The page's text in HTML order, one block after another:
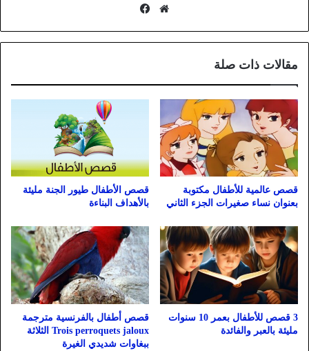
موقع
مقالات ذات صلة
قصص عالمية للأطفال مكتوبة
بعنوان نساء صغيرات الجزء الثاني
قصص الأطفال طيور الجنة مليئة
بالأهداف البناءة
3 قصص للأطفال بعمر 10 سنوات
مليئة بالعبر والفائدة
قصص أطفال بالفرنسية مترجمة
Trois perroquets jaloux الثلاثة
ببغاوات شديدي الغيرة